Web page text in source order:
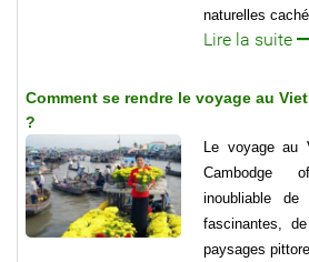
naturelles
Lire la suite
Comment se rendre le voyage au
?
Le voyage au
Cambodge
inoubliable de
fascinantes,
paysages